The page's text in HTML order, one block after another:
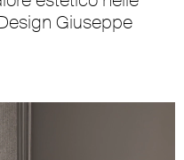
Giuseppe